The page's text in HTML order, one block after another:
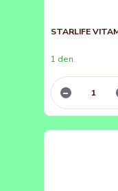
STARLIFE
1 den